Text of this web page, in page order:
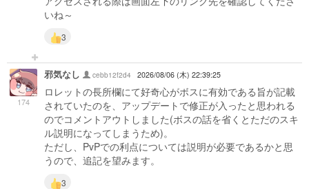
いね～
3
174
邪気なし cebb12f2d4 2026/08/06 (木) 22:39:25
ロレットの長所欄にて好奇心がボスに有効である旨が記載
されていたのを、アップデートで修正が入ったと思われる
のでコメントアウトしました(ボスの話を省くとただのスキ
ル説明になってしまうため)。
ただし、PvPでの利点については説明が必要であるかと思
うので、追記を望みます。
3